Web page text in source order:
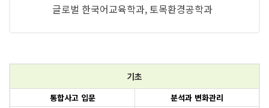
글로벌 한국어교육학과, 토목환경공학과
기초
통합사고 입문
분석과 변화관리